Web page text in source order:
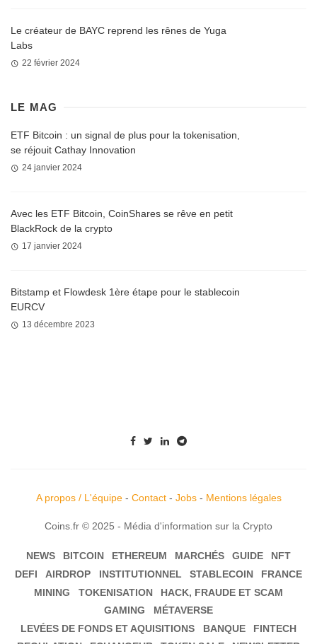
Le créateur de BAYC reprend les rênes de Yuga
Labs
22 février 2024
LE MAG
ETF Bitcoin : un signal de plus pour la tokenisation,
se réjouit Cathay Innovation
24 janvier 2024
Avec les ETF Bitcoin, CoinShares se rêve en petit
BlackRock de la crypto
17 janvier 2024
Bitstamp et Flowdesk 1ère étape pour le stablecoin
EURCV
13 décembre 2023
A propos / L'équipe- Contact- Jobs- Mentions légales
Coins.fr © 2025 - Média d'information sur la Crypto
NEWS BITCOIN ETHEREUM MARCHÉS GUIDE
NFT
DEFI
AIRDROP INSTITUTIONNEL STABLECOIN
FRANCE
MINING
TOKENISATION
HACK, FRAUDE ET SCAM
GAMING
MÉTAVERSE
LEVÉES DE FONDS ET AQUISITIONS
BANQUE
FINTECH